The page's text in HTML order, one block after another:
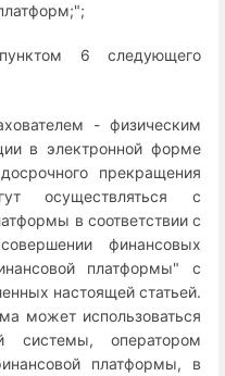
6 следующего
- физическим
в электронной форме
прекращения
осуществляться с
в соответствии с
финансовых
платформы" с
настоящей статьей.
может использоваться
системы, оператором
платформы, в